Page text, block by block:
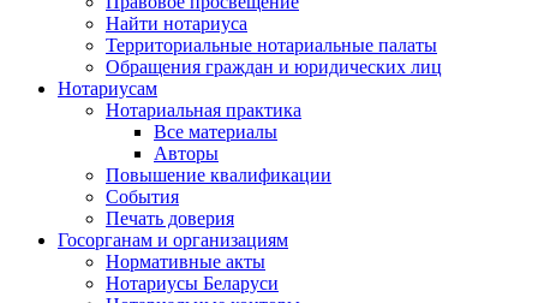
Найти нотариуса
Территориальные нотариальные палаты
Обращения граждан и юридических лиц
Нотариусам
Нотариальная практика
Все материалы
Авторы
Повышение квалификации
События
Печать доверия
Госорганам и организациям
Нормативные акты
Нотариусы Беларуси